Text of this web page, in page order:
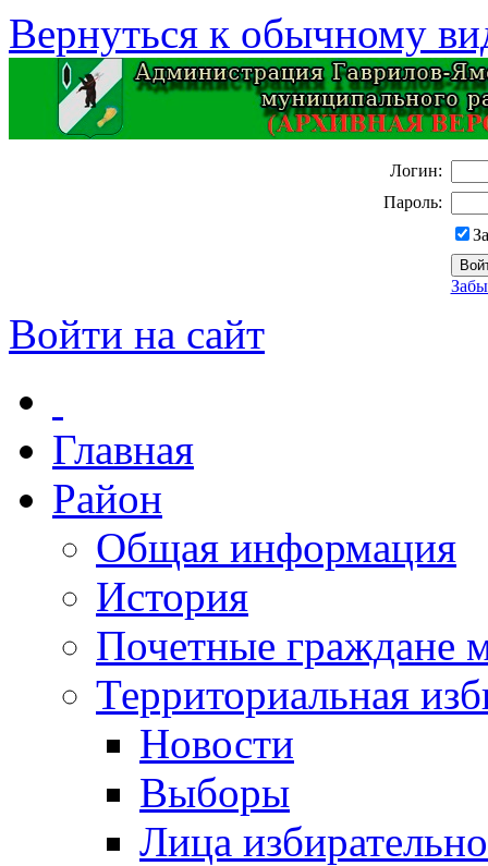
Вернуться к обычному
Логин:
Пароль:
Войти на сайт
Главная
Район
Общая информация
История
Почетные граждане
Территориальная
Новости
Выборы
Лица